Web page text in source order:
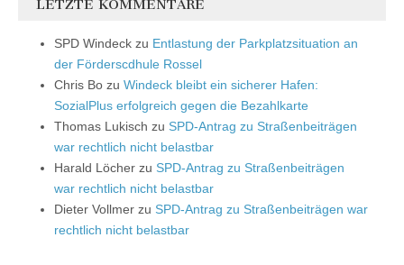
LETZTE KOMMENTARE
SPD Windeck zu Entlastung der Parkplatzsituation an
der Förderscdhule Rossel
Chris Bo zu Windeck bleibt ein sicherer Hafen:
SozialPlus erfolgreich gegen die Bezahlkarte
Thomas Lukisch zu SPD-Antrag zu Straßenbeiträgen
war rechtlich nicht belastbar
Harald Löcher zu SPD-Antrag zu Straßenbeiträgen
war rechtlich nicht belastbar
Dieter Vollmer zu SPD-Antrag zu Straßenbeiträgen war
rechtlich nicht belastbar